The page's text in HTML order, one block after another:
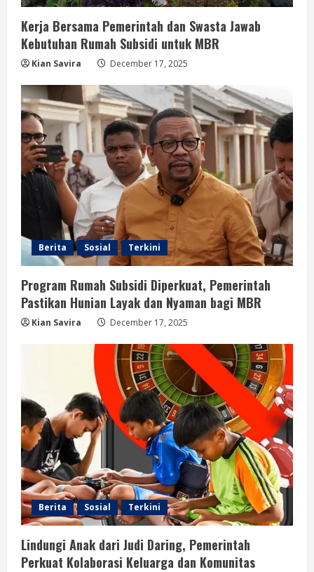
Kerja Bersama Pemerintah dan Swasta Jawab
Kebutuhan Rumah Subsidi untuk MBR
Kian Savira December 17, 2025
Berita Sosial Terkini
Program Rumah Subsidi Diperkuat, Pemerintah
Pastikan Hunian Layak dan Nyaman bagi MBR
Kian Savira December 17, 2025
Berita Sosial Terkini
Lindungi Anak dari Judi Daring, Pemerintah
Perkuat Kolaborasi Keluarga dan Komunitas